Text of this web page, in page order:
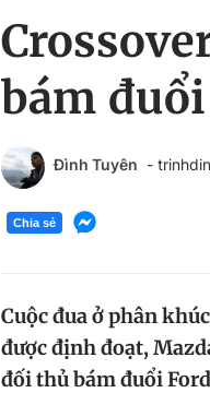
bám
Đình Tuyên -
Chia sẻ
Cuộc đua ở phân
được định đoạt,
đối thủ bám đuổi